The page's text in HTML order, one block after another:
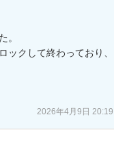
。
ックして終わっており、
2026年4月9日 20:19